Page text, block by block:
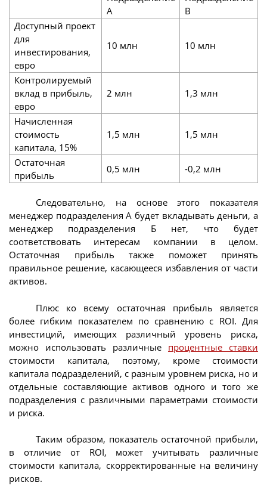
А
В
Доступный проект
для
инвестирования,
евро
10 млн 10 млн
Контролируемый
вклад в прибыль,
евро
2 млн 1,3 млн
Начисленная
стоимость
капитала, 15%
1,5 млн 1,5 млн
Остаточная
прибыль
0,5 млн -0,2 млн
Следовательно, на основе этого показателя
менеджер подразделения А будет вкладывать деньги, а
менеджер подразделения Б нет, что будет
соответствовать интересам компании в целом.
Остаточная прибыль также поможет принять
правильное решение, касающееся избавления от части
активов.
Плюс ко всему остаточная прибыль является
более гибким показателем по сравнению с ROI. Для
инвестиций, имеющих различный уровень риска,
можно использовать различные процентные ставки
стоимости капитала, поэтому, кроме стоимости
капитала подразделений, с разным уровнем риска, но и
отдельные составляющие активов одного и того же
подразделения с различными параметрами стоимости
и риска.
Таким образом, показатель остаточной прибыли,
в отличие от ROI, может учитывать различные
стоимости капитала, скорректированные на величину
рисков.